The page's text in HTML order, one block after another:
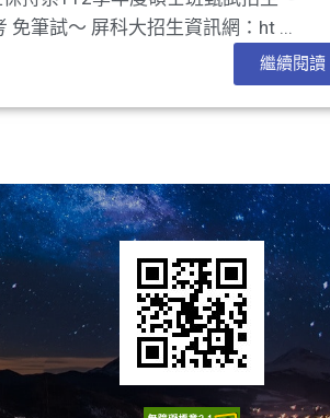
免筆試～ 屏科大招生資訊網：ht ...
繼續閱讀